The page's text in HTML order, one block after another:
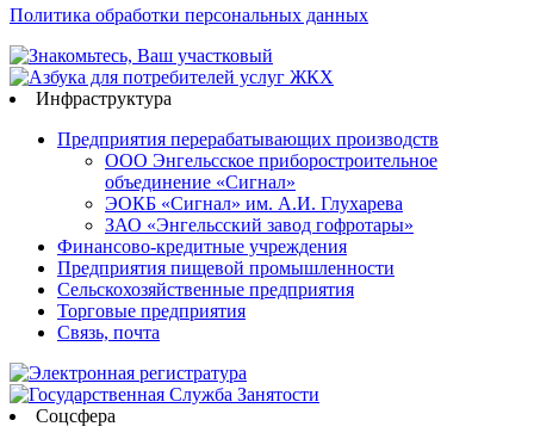
Политика обработки персональных данных
Инфраструктура
Предприятия перерабатывающих производств
ООО Энгельсское приборостроительное
объединение «Сигнал»
ЭОКБ «Сигнал» им. А.И. Глухарева
ЗАО «Энгельсский завод гофротары»
Финансово-кредитные учреждения
Предприятия пищевой промышленности
Сельскохозяйственные предприятия
Торговые предприятия
Связь, почта
Соцсфера